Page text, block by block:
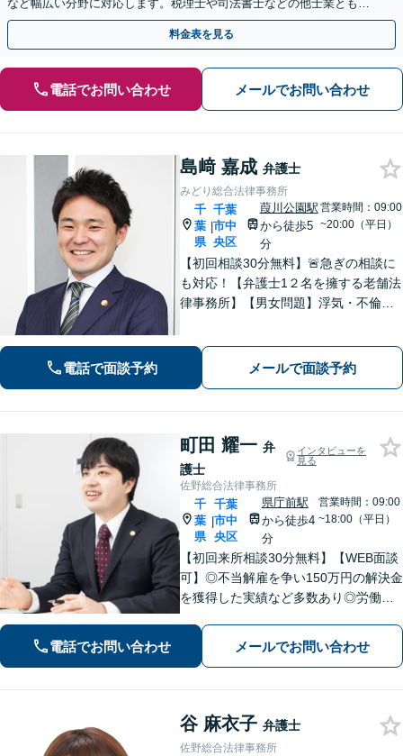
など幅広い分野に対応します。税理士や司法書士などの他士業とも連
携【出張相談】【夜間・休日面談】【横浜駅7分】
料金表を見る
電話でお問い合わせ メールでお問い合わせ
島﨑 嘉成 弁護士
みどり総合法律事務所
千
葉
県
|
千葉
市中
央区
葭川公園駅
から徒歩5
分
営業時間：09:00
~20:00（平日）
【初回相談30分無料】🚨急ぎの相談に
も対応！【弁護士1２名を擁する老舗法
律事務所】【男女問題】浮気・不倫の
【債権回収】売掛金の回収はお任せ
【葭川公園駅5分／千葉中央駅10分】
電話で面談予約 メールで面談予約
町田 耀一 弁
護士
インタビューを
見る
佐野総合法律事務所
千
葉
県
|
千葉
市中
央区
県庁前駅
から徒歩4
分
営業時間：09:00
~18:00（平日）
【初回来所相談30分無料】【WEB面談
可】◎不当解雇を争い150万円の解決金
を獲得した実績など多数あり◎労働、
件1件、真摯に向き合うことを大切に、
丁寧なリーガルサービスを提供。ぜひ
電話でお問い合わせ メールでお問い合わせ
谷 麻衣子 弁護士
佐野総合法律事務所